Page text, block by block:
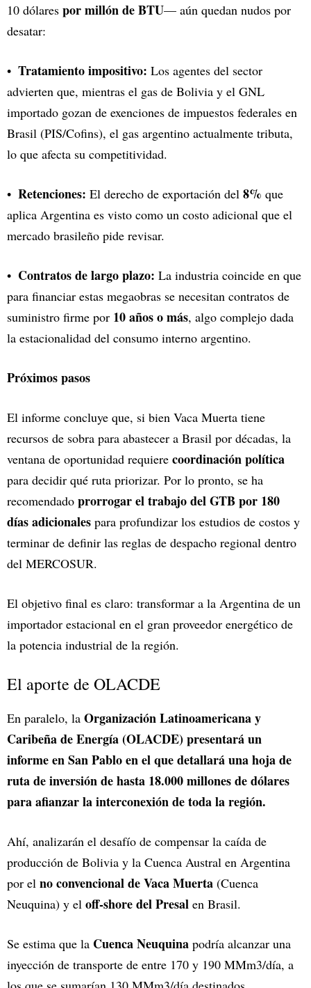
10 dólares por millón de BTU— aún quedan nudos por
desatar:
Tratamiento impositivo: Los agentes del sector
advierten que, mientras el gas de Bolivia y el GNL
importado gozan de exenciones de impuestos federales en
Brasil (PIS/Cofins), el gas argentino actualmente tributa,
lo que afecta su competitividad.
Retenciones: El derecho de exportación del 8% que
aplica Argentina es visto como un costo adicional que el
mercado brasileño pide revisar.
Contratos de largo plazo: La industria coincide en que
para financiar estas megaobras se necesitan contratos de
suministro firme por 10 años o más, algo complejo dada
la estacionalidad del consumo interno argentino.
Próximos pasos
El informe concluye que, si bien Vaca Muerta tiene
recursos de sobra para abastecer a Brasil por décadas, la
ventana de oportunidad requiere coordinación política
para decidir qué ruta priorizar. Por lo pronto, se ha
recomendado prorrogar el trabajo del GTB por 180
días adicionales para profundizar los estudios de costos y
terminar de definir las reglas de despacho regional dentro
del MERCOSUR.
El objetivo final es claro: transformar a la Argentina de un
importador estacional en el gran proveedor energético de
la potencia industrial de la región.
El aporte de OLACDE
En paralelo, la Organización Latinoamericana y
Caribeña de Energía (OLACDE) presentará un
informe en San Pablo en el que detallará una hoja de
ruta de inversión de hasta 18.000 millones de dólares
para afianzar la interconexión de toda la región.
Ahí, analizarán el desafío de compensar la caída de
producción de Bolivia y la Cuenca Austral en Argentina
por el no convencional de Vaca Muerta (Cuenca
Neuquina) y el off-shore del Presal en Brasil.
Se estima que la Cuenca Neuquina podría alcanzar una
inyección de transporte de entre 170 y 190 MMm3/día, a